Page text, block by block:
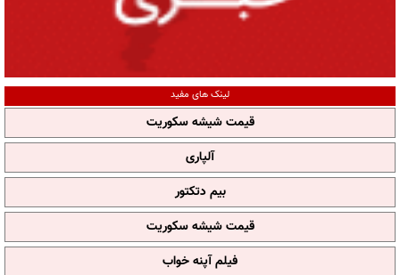
لینک های مفید
قیمت شیشه سکوریت
آلپاری
بیم دتکتور
قیمت شیشه سکوریت
فیلم آپنه خواب